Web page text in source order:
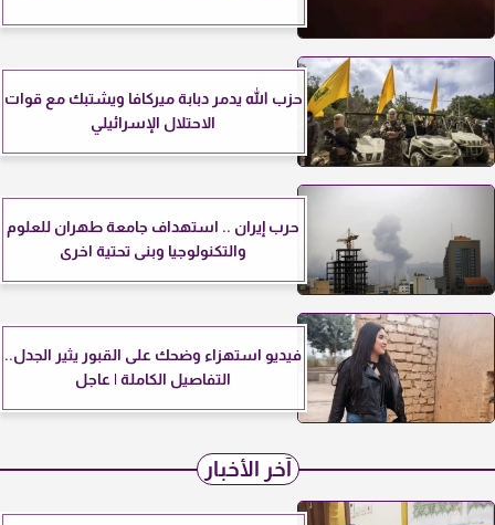
حزب الله يدمر دبابة ميركافا ويشتبك مع قوات
الاحتلال الإسرائيلي
حرب إيران .. استهداف جامعة طهران للعلوم
والتكنولوجيا وبنى تحتية اخرى
فيديو استهزاء وضحك على القبور يثير الجدل..
التفاصيل الكاملة | عاجل
آخر الأخبار